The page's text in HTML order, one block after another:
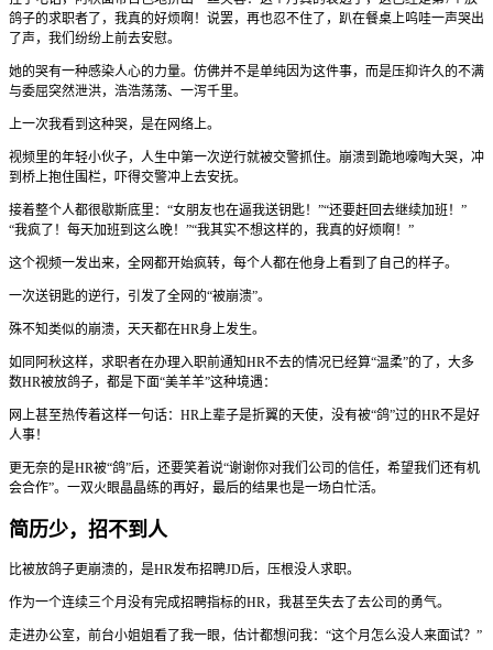
鸽子的求职者了，我真的好烦啊！说罢，再也忍不住了，趴在餐桌上呜哇一声哭出
了声，我们纷纷上前去安慰。
她的哭有一种感染人心的力量。仿佛并不是单纯因为这件事，而是压抑许久的不满
与委屈突然泄洪，浩浩荡荡、一泻千里。
上一次我看到这种哭，是在网络上。
视频里的年轻小伙子，人生中第一次逆行就被交警抓住。崩溃到跪地嚎啕大哭，冲
到桥上抱住围栏，吓得交警冲上去安抚。
接着整个人都很歇斯底里：“女朋友也在逼我送钥匙！”“还要赶回去继续加班！”
“我疯了！每天加班到这么晚！”“我其实不想这样的，我真的好烦啊！”
这个视频一发出来，全网都开始疯转，每个人都在他身上看到了自己的样子。
一次送钥匙的逆行，引发了全网的“被崩溃”。
殊不知类似的崩溃，天天都在HR身上发生。
如同阿秋这样，求职者在办理入职前通知HR不去的情况已经算“温柔”的了，大多
数HR被放鸽子，都是下面“美羊羊”这种境遇：
网上甚至热传着这样一句话：HR上辈子是折翼的天使，没有被“鸽”过的HR不是好
人事！
更无奈的是HR被“鸽”后，还要笑着说“谢谢你对我们公司的信任，希望我们还有机
会合作”。一双火眼晶晶练的再好，最后的结果也是一场白忙活。
简历少，招不到人
比被放鸽子更崩溃的，是HR发布招聘JD后，压根没人求职。
作为一个连续三个月没有完成招聘指标的HR，我甚至失去了去公司的勇气。
走进办公室，前台小姐姐看了我一眼，估计都想问我：“这个月怎么没人来面试？”